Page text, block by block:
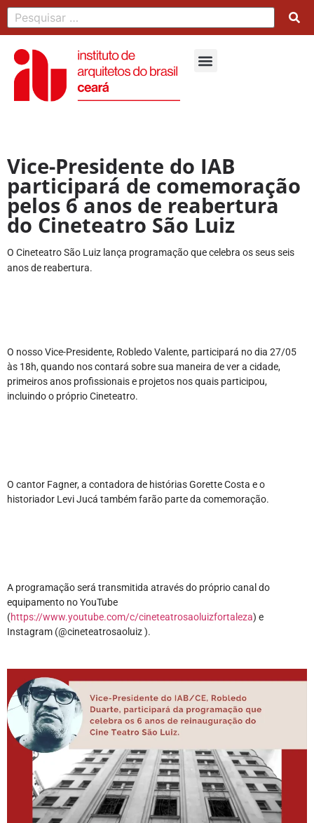
Vice-Presidente do IAB
participará de comemoração
pelos 6 anos de reabertura
do Cineteatro São Luiz
O Cineteatro São Luiz lança programação que celebra os seus seis
anos de reabertura.
O nosso Vice-Presidente, Robledo Valente, participará no dia 27/05
às 18h, quando nos contará sobre sua maneira de ver a cidade,
primeiros anos profissionais e projetos nos quais participou,
incluindo o próprio Cineteatro.
O cantor Fagner, a contadora de histórias Gorette Costa e o
historiador Levi Jucá também farão parte da comemoração.
A programação será transmitida através do próprio canal do
equipamento no YouTube
(https://www.youtube.com/c/cineteatrosaoluizfortaleza) e
Instagram (@cineteatrosaoluiz ).